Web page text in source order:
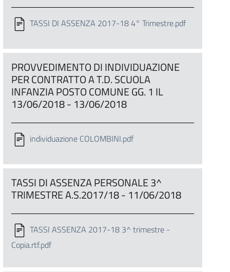
TASSI DI ASSENZA 2017-18 4° Trimestre.pdf
PROVVEDIMENTO DI INDIVIDUAZIONE
PER CONTRATTO A T.D. SCUOLA
INFANZIA POSTO COMUNE GG. 1 IL
13/06/2018 - 13/06/2018
individuazione COLOMBINI.pdf
TASSI DI ASSENZA PERSONALE 3^
TRIMESTRE A.S.2017/18 - 11/06/2018
TASSI ASSENZA 2017-18 3^ trimestre -
Copia.rtf.pdf